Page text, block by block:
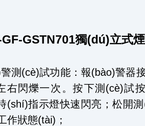
GF-GSTN701獨(dú)立
(cè)試功能：報(bào)警器
閃爍一次。按下測(cè)試
時(shí)指示燈快速閃亮；松開測
作狀態(tài)；